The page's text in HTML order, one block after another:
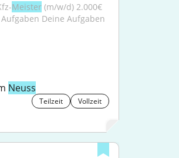
Meister (m/w/d) 2.000€
Deine Aufgaben
Neuss
Teilzeit Vollzeit